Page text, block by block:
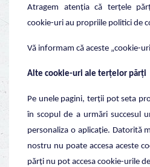
Atragem atenția că terțele
cookie-uri au propriile politici de
Vă informam că aceste „cookie-
Alte cookie-uri ale terțelor părți
Pe unele pagini, terții pot seta
în scopul de a urmări succesul
personaliza o aplicație. Datorită
nostru nu poate accesa aceste
părți nu pot accesa cookie-urile